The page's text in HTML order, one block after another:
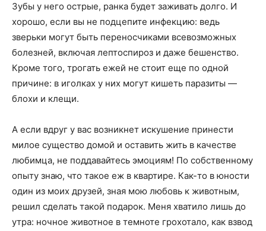
Зубы у него острые, ранка будет заживать долго. И
хорошо, если вы не подцепите инфекцию: ведь
зверьки могут быть переносчиками всевозможных
болезней, включая лептоспироз и даже бешенство.
Кроме того, трогать ежей не стоит еще по одной
причине: в иголках у них могут кишеть паразиты —
блохи и клещи.
А если вдруг у вас возникнет искушение принести
милое существо домой и оставить жить в качестве
любимца, не поддавайтесь эмоциям! По собственному
опыту знаю, что такое еж в квартире. Как-то в юности
один из моих друзей, зная мою любовь к животным,
решил сделать такой подарок. Меня хватило лишь до
утра: ночное животное в темноте грохотало, как взвод